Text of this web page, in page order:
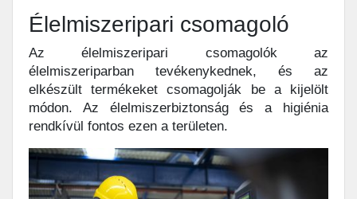
Élelmiszeripari csomagoló
Az élelmiszeripari csomagolók az
élelmiszeriparban tevékenykednek, és az
elkészült termékeket csomagolják be a kijelölt
módon. Az élelmiszerbiztonság és a higiénia
rendkívül fontos ezen a területen.